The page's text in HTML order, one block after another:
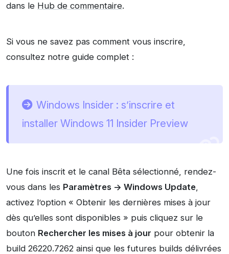
dans le Hub de commentaire.
Si vous ne savez pas comment vous inscrire,
consultez notre guide complet :
Windows Insider : s’inscrire et
installer Windows 11 Insider Preview
Une fois inscrit et le canal Bêta sélectionné, rendez-
vous dans les Paramètres -> Windows Update
activez l’option « Obtenir les dernières mises à jour
dès qu’elles sont disponibles » puis cliquez sur le
bouton Rechercher les mises à jour pour obtenir la
build 26220.7262 ainsi que les futures builds délivrées